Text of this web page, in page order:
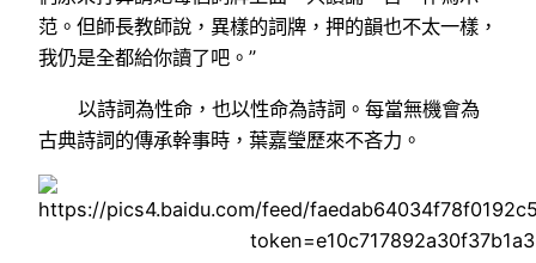
范。但師長教師說，異樣的詞牌，押的韻也不太一樣，
我仍是全都給你讀了吧。”
以詩詞為性命，也以性命為詩詞。每當無機會為
古典詩詞的傳承幹事時，葉嘉瑩歷來不吝力。